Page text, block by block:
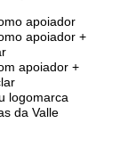
apoiador
apoiador +
apoiador +
logomarca
da Valle